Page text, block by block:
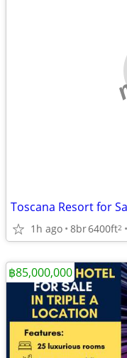
Toscana Resort for
1h ago 8br6400ft2
฿85,000,000